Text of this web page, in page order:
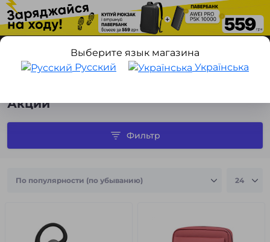
Акции
Выберите язык магазина
Русский
Українська
Фильтр